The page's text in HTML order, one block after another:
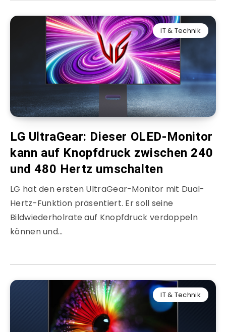
IT & Technik
LG UltraGear: Dieser OLED-Monitor
kann auf Knopfdruck zwischen 240
und 480 Hertz umschalten
LG hat den ersten UltraGear-Monitor mit Dual-
Hertz-Funktion präsentiert. Er soll seine
Bildwiederholrate auf Knopfdruck verdoppeln
können und…
IT & Technik